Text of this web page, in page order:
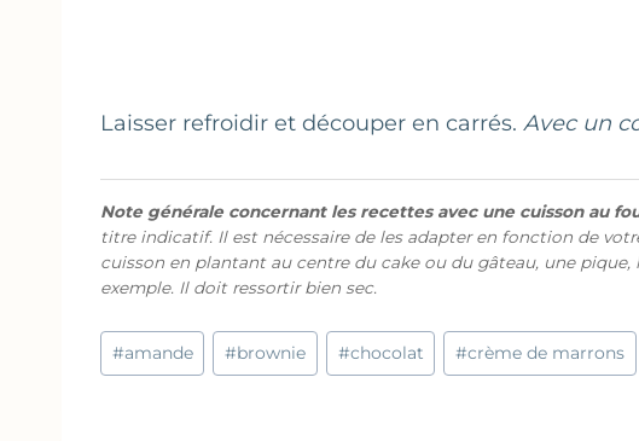
Laisser refroidir et découper en carrés. Avec un
Note générale concernant les recettes avec une cuisson au
titre indicatif. Il est nécessaire de les adapter en fonction de
cuisson en plantant au centre du cake ou du gâteau, une
exemple. Il doit ressortir bien sec.
Étiquettes
de
#amande #brownie #chocolat #crème de marrons